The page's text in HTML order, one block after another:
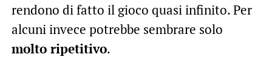
rendono di fatto il gioco quasi infinito. Per
alcuni invece potrebbe sembrare solo
molto ripetitivo.